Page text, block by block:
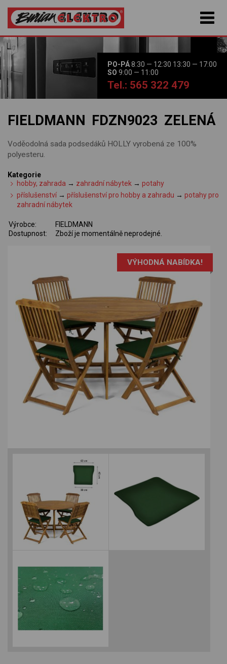
PO-PÁ8:30 — 12:30 13:30 — 17:00
SO 9:00 — 11:00
Tel.: 565 322 479
FIELDMANN FDZN9023 ZELENÁ
Voděodolná sada podsedáků HOLLY vyrobená ze 100%
polyesteru.
Kategorie
hobby, zahrada → zahradní nábytek →potahy
příslušenství →příslušenství pro hobby a zahradu →potahy pro
zahradní nábytek
Výrobce:
FIELDMANN
Dostupnost:
Zboží je momentálně neprodejné.
VÝHODNÁ NABÍDKA!